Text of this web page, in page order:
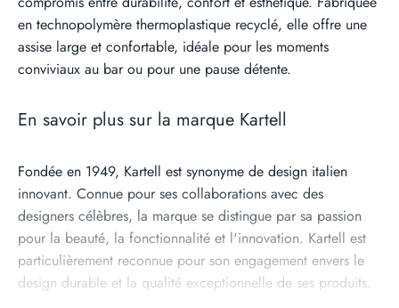
en technopolymère thermoplastique recyclé, elle offre une
assise large et confortable, idéale pour les moments
conviviaux au bar ou pour une pause détente.
En savoir plus sur la marque Kartell
Fondée en 1949, Kartell est synonyme de design italien
innovant. Connue pour ses collaborations avec des
designers célèbres, la marque se distingue par sa passion
pour la beauté, la fonctionnalité et l'innovation. Kartell est
particulièrement reconnue pour son engagement envers le
design durable et la qualité exceptionnelle de ses produits.